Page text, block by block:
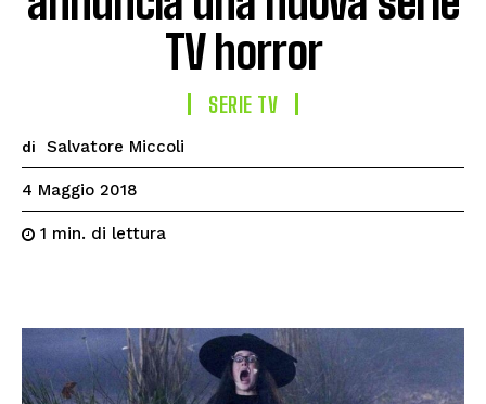
TV horror
SERIE TV
di Salvatore Miccoli
4 Maggio 2018
1 min. di lettura